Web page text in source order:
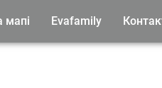
мапі Evafamily